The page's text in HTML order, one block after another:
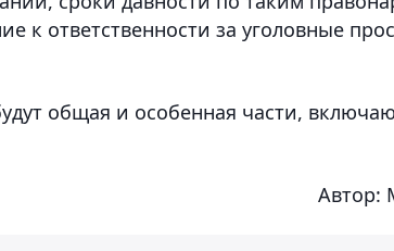
к ответственности за уголовные
общая и особенная части,
Автор: